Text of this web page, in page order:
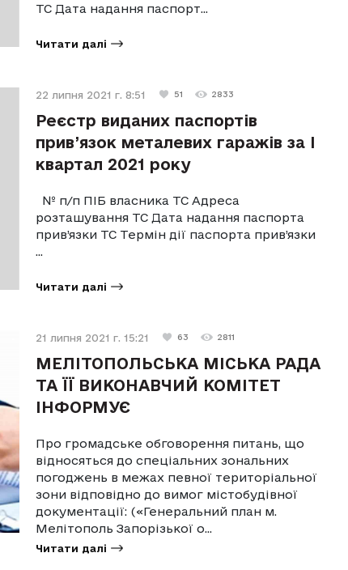
ТС Дата надання паспорт...
Читати далі
22 липня 2021 г. 8:51 51 2833
Реєстр виданих паспортів
прив’язок металевих гаражів за I
квартал 2021 року
№ п/п ПІБ власника ТС Адреса
розташування ТС Дата надання паспорта
прив’язки ТС Термін дії паспорта прив’язки
...
Читати далі
21 липня 2021 г. 15:21 63 2811
МЕЛІТОПОЛЬСЬКА МІСЬКА РАДА
ТА ЇЇ ВИКОНАВЧИЙ КОМІТЕТ
ІНФОРМУЄ
Про громадське обговорення питань, що
відносяться до спеціальних зональних
погоджень в межах певної територіальної
зони відповідно до вимог містобудівної
документації: («Генеральний план м.
Мелітополь Запорізької о...
Читати далі